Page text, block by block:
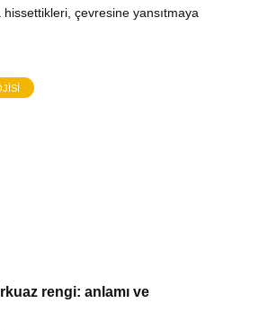
hissettikleri, çevresine yansıtmaya
rengi: anlamı ve